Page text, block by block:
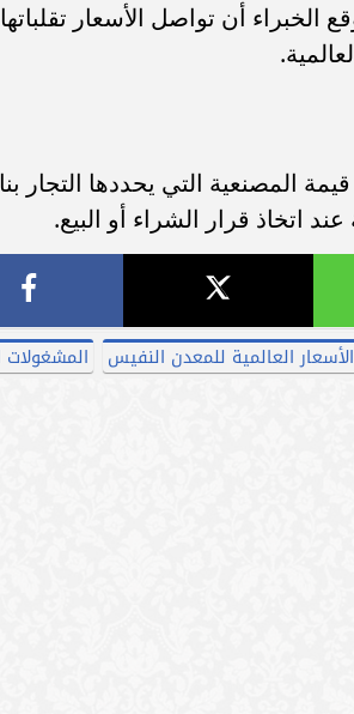
الخبراء أن تواصل الأسعار
المصنعية التي يحددها التجار
اتخاذ قرار الشراء أو البيع.
الأسعار العالمية للمعدن النفيس المشغولات